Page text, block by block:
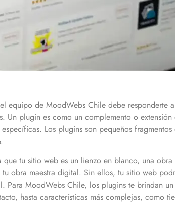
equipo de MoodWebs Chile debe responderte
plugin es como un complemento o
Los plugins son pequeños
tu sitio web es un lienzo en blanco, una
obra maestra digital. Sin ellos, tu sitio web
Para MoodWebs Chile, los plugins te brindan
hasta características más complejas, como